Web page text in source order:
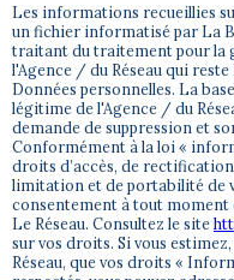
Les informations recueillies
un fichier informatisé par La
traitant du traitement pour la
l'Agence / du Réseau qui
Données personnelles. La
légitime de l'Agence / du
demande de suppression et
Conformément à la loi «
droits d’accès, de
limitation et de portabilité de
consentement à tout
Le Réseau. Consultez le site
sur vos droits. Si vous
Réseau, que vos droits «